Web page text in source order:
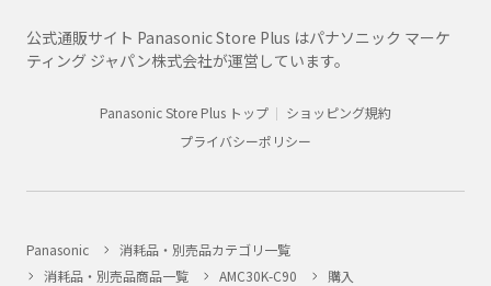
公式通販サイト Panasonic Store Plus はパナソニック マーケ
ティング ジャパン株式会社が運営しています。
Panasonic Store Plus トップ
ショッピング規約
プライバシーポリシー
Panasonic
消耗品・別売品カテゴリ一覧
消耗品・別売品商品一覧
AMC30K-C90 購入